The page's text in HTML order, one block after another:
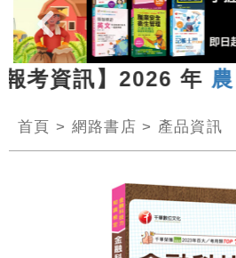
】2026 年農田水
首頁 > 網路書店 > 產品資訊